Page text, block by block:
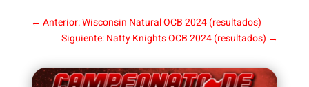
← Anterior: Wisconsin Natural OCB 2024 (resultados)
Siguiente: Natty Knights OCB 2024 (resultados) →